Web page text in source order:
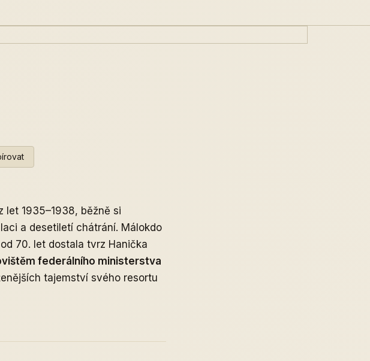
let 1935–1938, běžně si
a desetiletí chátrání. Málokdo
70. let dostala tvrz Hanička
federálního ministerstva
tajemství svého resortu